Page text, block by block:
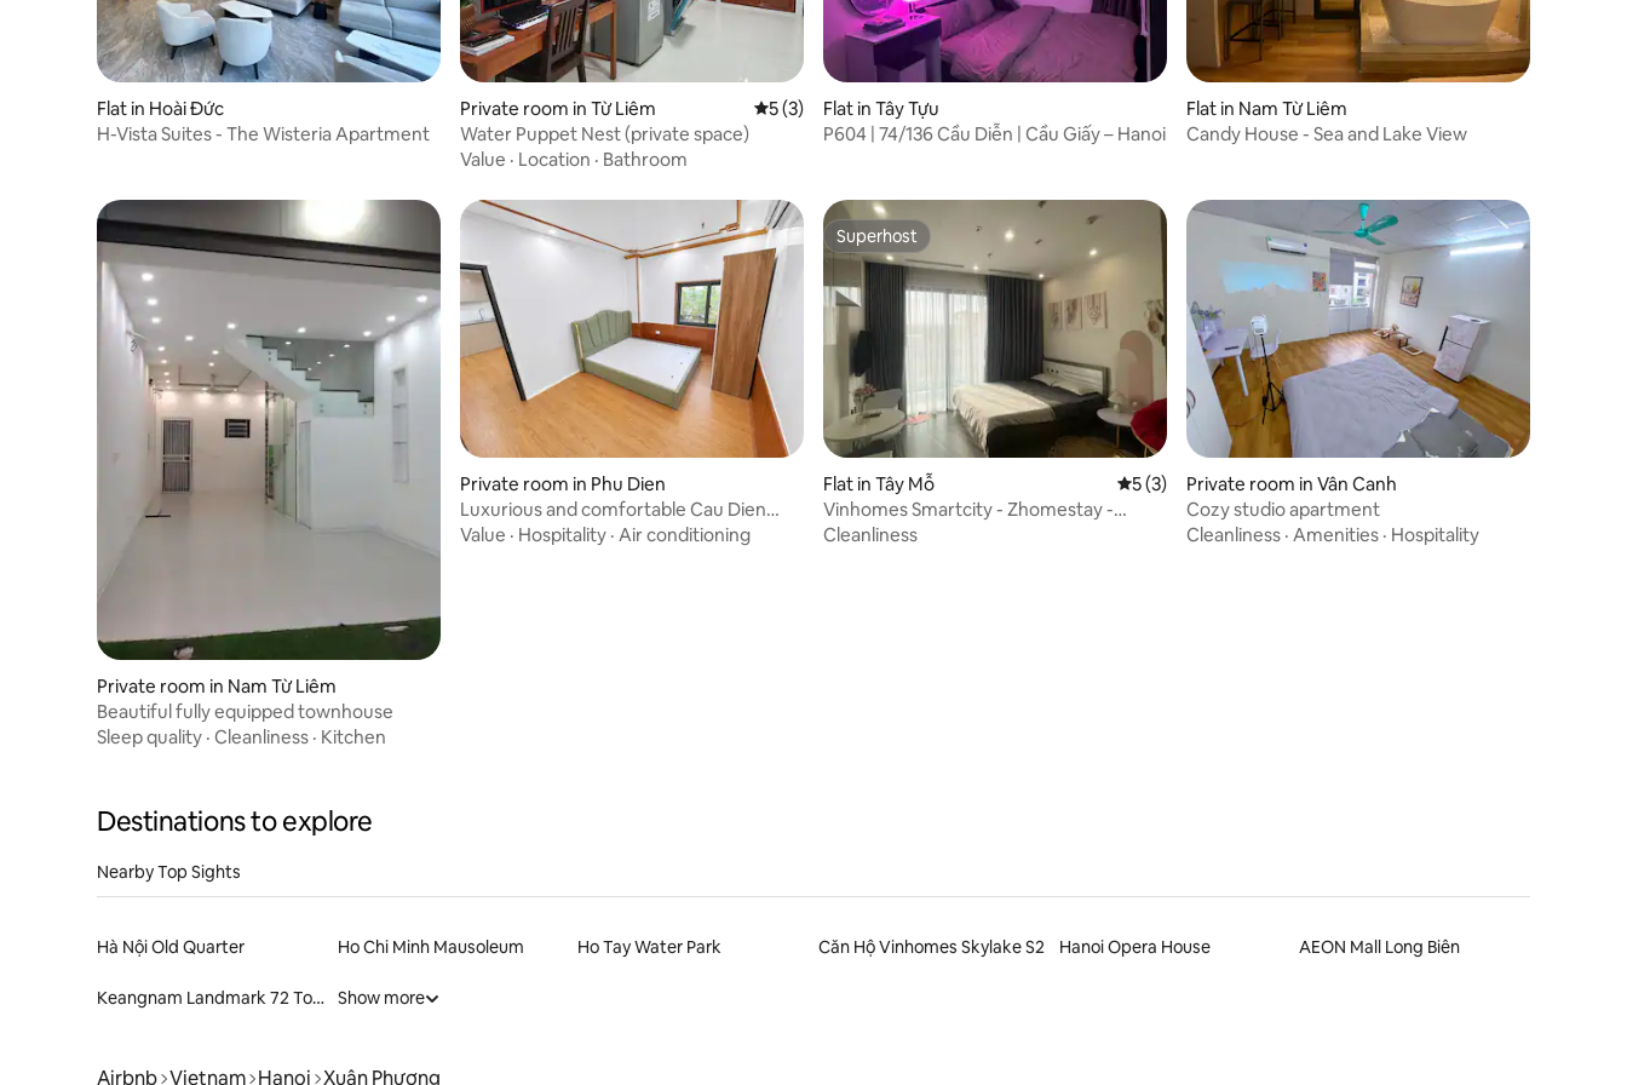
Flat in Hoài Đức
H-Vista Suites - The Wisteria Apartment
Private room in Từ Liêm 5 out of 5 average rating, 3 reviews
5 (3)
Water Puppet Nest (private space)
Value · Location · Bathroom
Flat in Tây Tựu
P604 | 74/136 Cầu Diễn | Cầu Giấy – Hanoi
Flat in Nam Từ Liêm
Candy House - Sea and Lake View
Private room in Nam Từ Liêm
Beautiful fully equipped townhouse
Sleep quality · Cleanliness · Kitchen
Private room in Phu Dien
Luxurious and comfortable Cau Dien
Homestay
Value · Hospitality · Air conditioning
Superhost
Superhost
Flat in Tây Mỗ 5 out of 5 average rating, 3 reviews
5 (3)
Vinhomes Smartcity - Zhomestay -
Serviced Apartment
Cleanliness
Private room in Vân Canh
Cozy studio apartment
Cleanliness · Amenities · Hospitality
Destinations to explore
Nearby Top Sights
Hà Nội Old Quarter Ho Chi Minh Mausoleum Ho Tay Water Park Căn Hộ Vinhomes Skylake S2 Hanoi Opera House AEON Mall Long Biên
Keangnam Landmark 72 Tower Show more
Airbnb Vietnam Hanoi Xuân Phương